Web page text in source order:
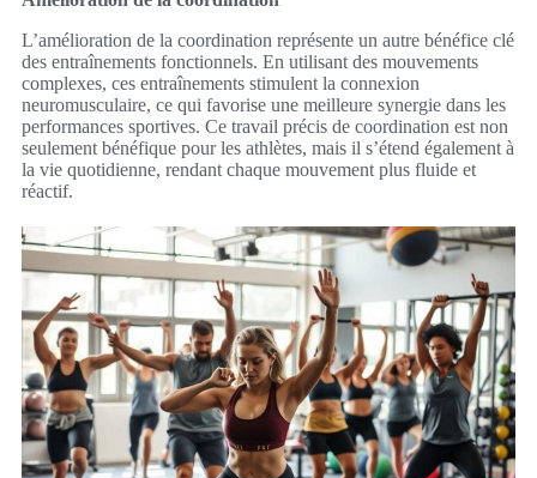
L’amélioration de la coordination représente un autre bénéfice clé
des entraînements fonctionnels. En utilisant des mouvements
complexes, ces entraînements stimulent la connexion
neuromusculaire, ce qui favorise une meilleure synergie dans les
performances sportives. Ce travail précis de coordination est non
seulement bénéfique pour les athlètes, mais il s’étend également à
la vie quotidienne, rendant chaque mouvement plus fluide et
réactif.